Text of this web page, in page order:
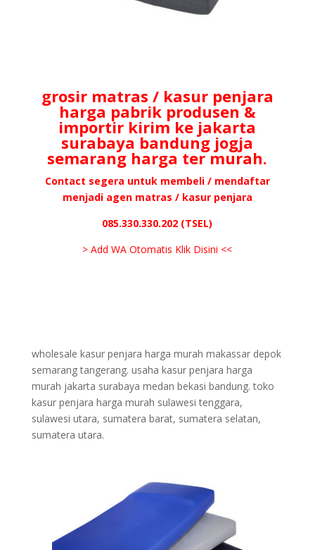
grosir matras / kasur penjara
harga pabrik produsen &
importir kirim ke jakarta
surabaya bandung jogja
semarang harga ter murah.
Contact segera untuk membeli / mendaftar
menjadi agen matras / kasur penjara
085.330.330.202 (TSEL)
> Add WA Otomatis Klik Disini <<
wholesale kasur penjara harga murah makassar depok
semarang tangerang. usaha kasur penjara harga
murah jakarta surabaya medan bekasi bandung. toko
kasur penjara harga murah sulawesi tenggara,
sulawesi utara, sumatera barat, sumatera selatan,
sumatera utara.